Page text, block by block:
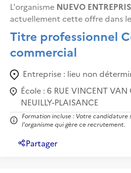
L'organisme NUEVO
actuellement cette offre dans
Titre professionnel
commercial
Entreprise : lieu non
École :6 RUE VINCENT
NEUILLY-PLAISANCE
Formation incluse : Votre candidature
l'organisme qui gère ce recrutement.
Partager